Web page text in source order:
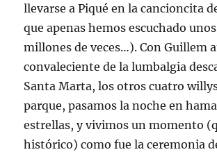
llevarse a Piqué en la cancioncita
que apenas hemos escuchado
millones de veces…). Con Guillem
convaleciente de la lumbalgia
Santa Marta, los otros cuatro
parque, pasamos la noche en
estrellas, y vivimos un momento
histórico) como fue la ceremonia